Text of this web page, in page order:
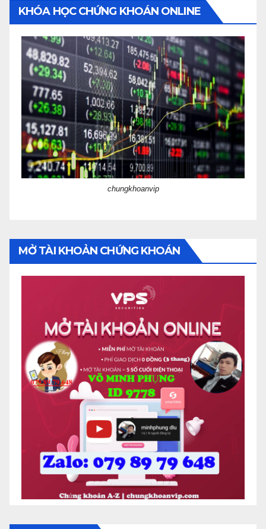
KHÓA HỌC CHỨNG KHOÁN ONLINE
chungkhoanvip
MỞ TÀI KHOẢN CHỨNG KHOÁN